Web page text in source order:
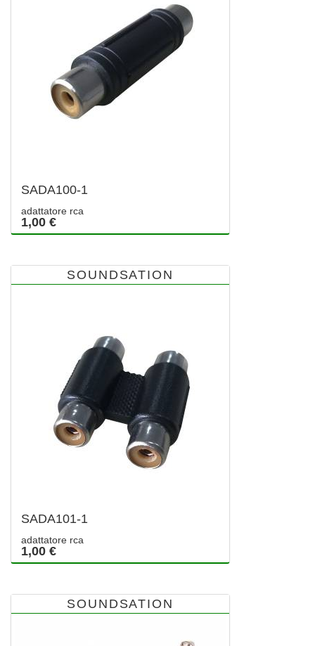
SADA100-1
adattatore rca
1,00 €
SOUNDSATION
SADA101-1
adattatore rca
1,00 €
SOUNDSATION